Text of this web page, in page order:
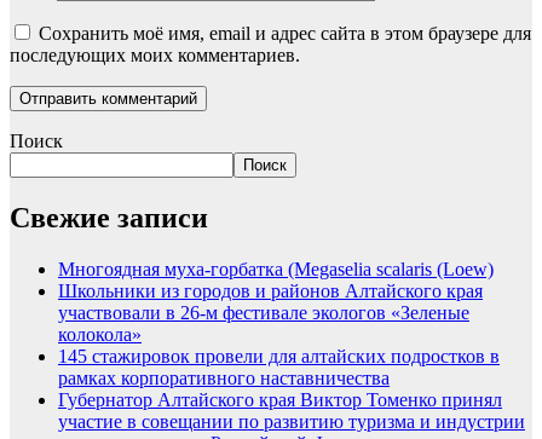
Сохранить моё имя, email и адрес сайта в этом браузере для
последующих моих комментариев.
Поиск
Поиск
Свежие записи
Многоядная муха-горбатка (Megaselia scalaris (Loew)
Школьники из городов и районов Алтайского края
участвовали в 26-м фестивале экологов «Зеленые
колокола»
145 стажировок провели для алтайских подростков в
рамках корпоративного наставничества
Губернатор Алтайского края Виктор Томенко принял
участие в совещании по развитию туризма и индустрии